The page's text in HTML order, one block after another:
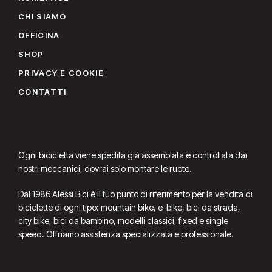
CHI SIAMO
OFFICINA
SHOP
PRIVACY E COOKIE
CONTATTI
Ogni bicicletta viene spedita già assemblata e controllata dai
nostri meccanici, dovrai solo montare le ruote.
Dal 1986 Alessi Bici è il tuo punto di riferimento per la vendita di
biciclette di ogni tipo: mountain bike, e-bike, bici da strada,
city bike, bici da bambino, modelli classici, fixed e single
speed. Offriamo assistenza specializzata e professionale.